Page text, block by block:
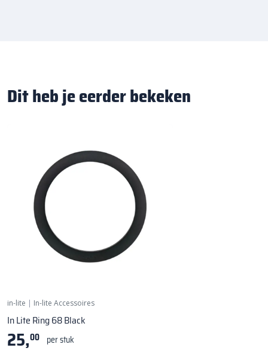
Dit heb je eerder bekeken
in-lite | In-lite Accessoires
In Lite Ring 68 Black
25,00 per stuk